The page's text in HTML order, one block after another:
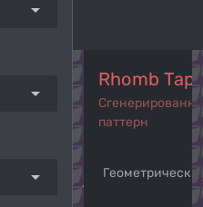
arrow_drop_down
arrow_drop_down
arrow_drop_down navigate_before
Rhomb
паттерн